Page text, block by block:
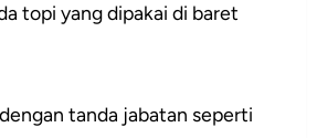
topi yang dipakai di baret
tanda jabatan seperti